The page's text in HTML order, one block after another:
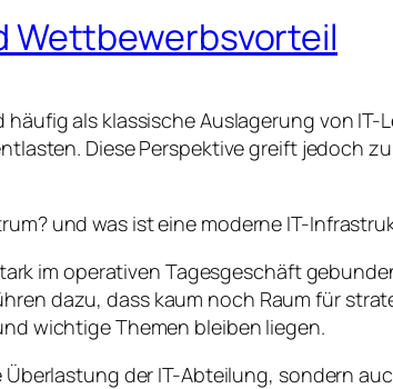
Wettbewerbsvorteil
als klassische Auslagerung von
Diese Perspektive greift jedoch
und was ist eine moderne IT-
im operativen Tagesgeschäft
dazu, dass kaum noch Raum für
wichtige Themen bleiben liegen.
der IT-Abteilung, sondern